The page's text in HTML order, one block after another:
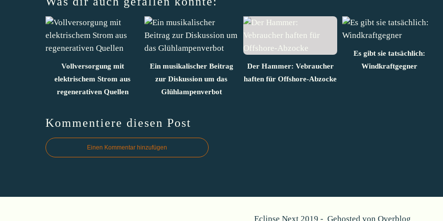
Vollversorgung mit
elektrischem Strom aus
regenerativen Quellen
Ein musikalischer Beitrag
zur Diskussion um das
Glühlampenverbot
Der Hammer: Vebraucher
haften für Offshore-Abzocke
Es gibt sie tatsächlich:
Windkraftgegner
Kommentiere diesen Post
Einen Kommentar hinzufügen
Eclipse Next 2019 - Gehosted von Overblog